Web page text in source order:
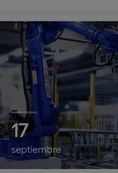
17
septiembre